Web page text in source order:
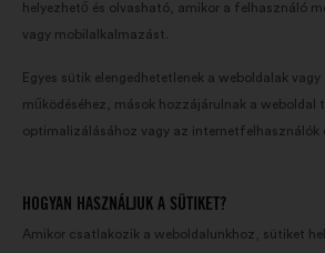
helyezhető és olvasható, amikor a felhasználó
vagy mobilalkalmazást.
Egyes sütik elengedhetetlenek a weboldalak
működéséhez, mások hozzájárulnak a weboldal
optimalizálásához vagy az internetfelhasználók
HOGYAN HASZNÁLJUK A SÜTIKET?
Amikor csatlakozik a weboldalunkhoz, sütiket